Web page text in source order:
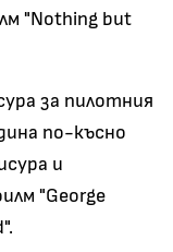
"Nothing but
за пилотния
по-късно
и
"George